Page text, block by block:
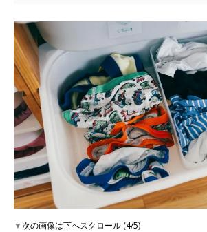
▼次の画像は下へスクロール (4/5)